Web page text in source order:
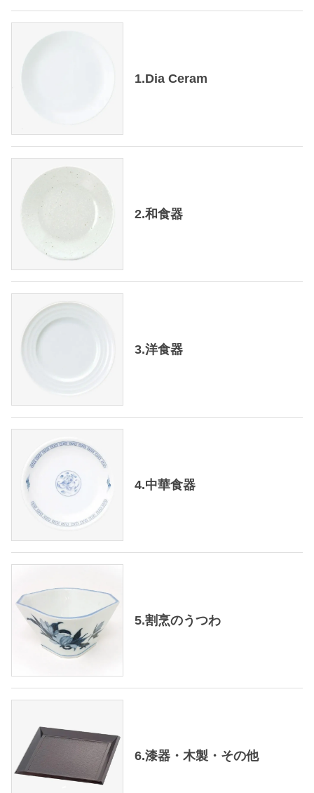
1.Dia Ceram
2.和食器
3.洋食器
4.中華食器
5.割烹のうつわ
6.漆器・木製・その他